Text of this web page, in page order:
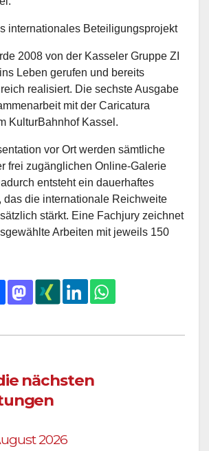
internationales Beteiligungsprojekt
2008 von der Kasseler Gruppe ZI
Leben gerufen und bereits
realisiert. Die sechste Ausgabe
mit der Caricatura
KulturBahnhof Kassel.
vor Ort werden sämtliche
frei zugänglichen Online-Galerie
entsteht ein dauerhaftes
das die internationale Reichweite
stärkt. Eine Fachjury zeichnet
Arbeiten mit jeweils 150
nächsten
2026